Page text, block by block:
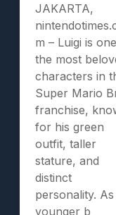
JAKARTA,
m – Luigi is
the most
characters in
Super Mario
franchise,
for his green
outfit, taller
stature, and
distinct
personality.
younger b